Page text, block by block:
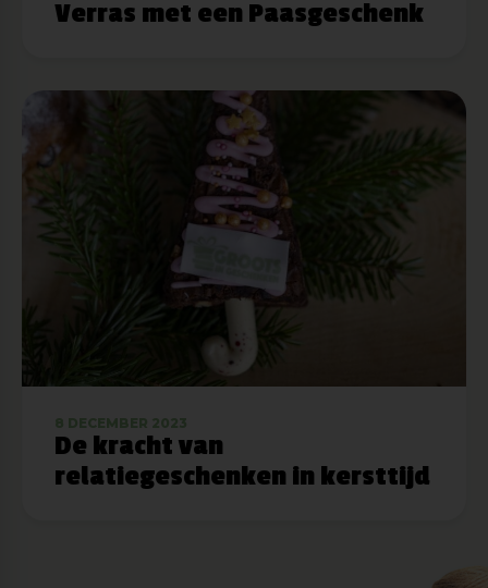
Verras met een Paasgeschenk
8 DECEMBER 2023
De kracht van
relatiegeschenken in kersttijd